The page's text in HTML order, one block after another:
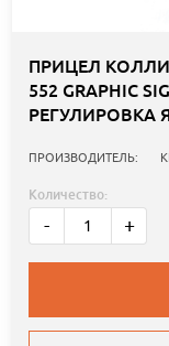
ПРИЦЕЛ
552 GRAPHIC
РЕГУЛИРОВКА
ПРОИЗВОДИТЕЛЬ:
Количество:
- +